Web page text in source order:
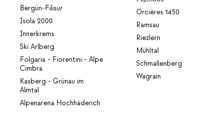
Bergün-Filisur
Isola 2000
Innerkrems
Ski Arlberg
Folgaria - Fiorentini - Alpe
Cimbra
Kasberg - Grünau im
Almtal
Alpenarena Hochhäderich
Orcières 1450
Ramsau
Riezlern
Mühltal
Schmallenberg
Wagrain